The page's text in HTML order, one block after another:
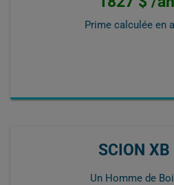
Prime calculée en
SCION
Un Homme de